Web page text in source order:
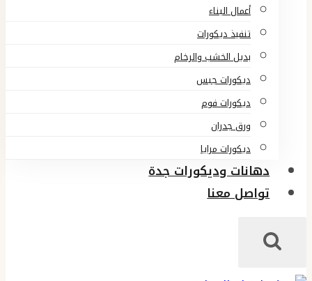
أعمال البناء
تنفيذ ديكورات
بديل الخشب والرخام
ديكورات جبس
ديكورات فوم
ورق جدران
ديكورات مرايا
دهانات وديكورات جدة
تواصل معنا